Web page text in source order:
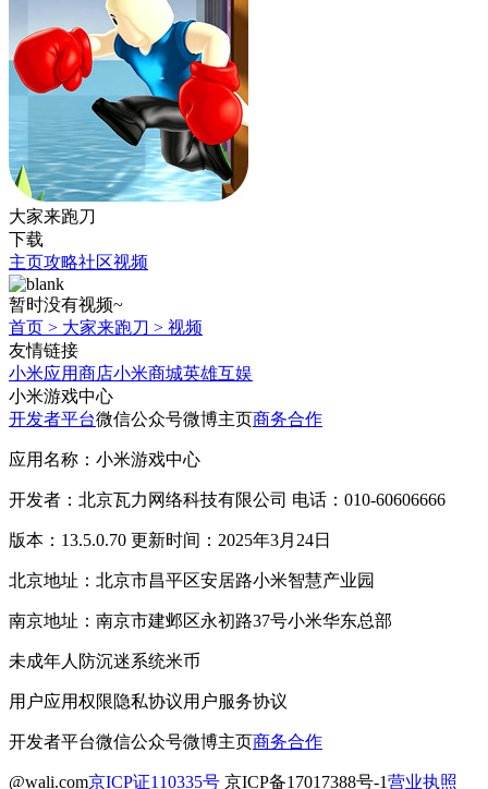
大家来跑刀
下载
主页攻略社区视频
暂时没有视频~
首页 > 大家来跑刀 > 视频
友情链接
小米应用商店小米商城英雄互娱
小米游戏中心
开发者平台微信公众号微博主页商务合作
应用名称：小米游戏中心
开发者：北京瓦力网络科技有限公司 电话：010-60606666
版本：13.5.0.70 更新时间：2025年3月24日
北京地址：北京市昌平区安居路小米智慧产业园
南京地址：南京市建邺区永初路37号小米华东总部
未成年人防沉迷系统米币
用户应用权限隐私协议用户服务协议
开发者平台微信公众号微博主页商务合作
@wali.com京ICP证110335号 京ICP备17017388号-1营业执照